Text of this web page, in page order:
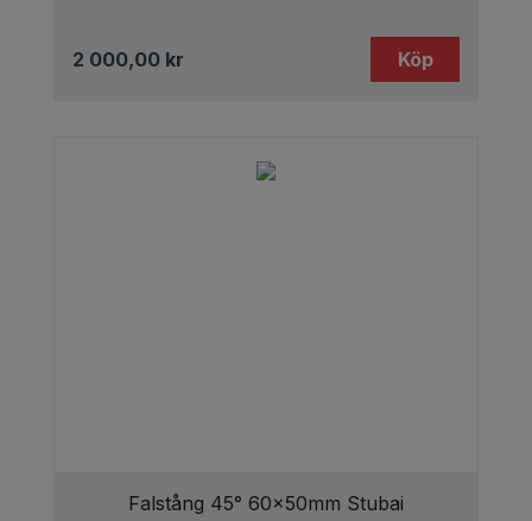
2 000,00 kr Köp
Falstång 45° 60x50mm Stubai